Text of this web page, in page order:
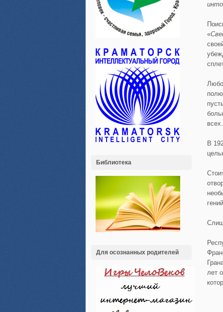
Библиотека
Для осознанных родителей
«
всех.
В
лет